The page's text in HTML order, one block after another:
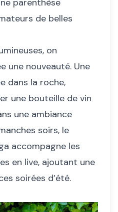
parenthèse
de belles
on
une nouveauté. Une
dans la roche,
une bouteille de vin
une ambiance
soirs, le
accompagne les
en live, ajoutant une
soirées d’été.